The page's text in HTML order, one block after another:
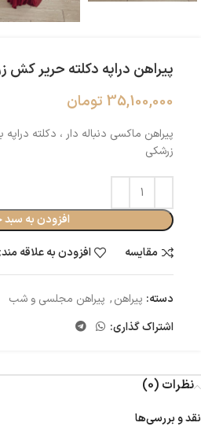
پیراهن دراپه دکلته حریر کش
35,100,000 تومان
پیراهن ماکسی دنباله دار ، دکلته
زرشکی
افزودن به سبد
مقایسه
افزودن به علاقه
دسته: پیراهن, پیراهن مجلسی و شب
اشتراک گذاری:
نظرات (0)
نقد و بررسی‌ها